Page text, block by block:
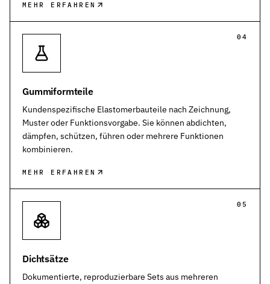
MEHR ERFAHREN
04
Gummiformteile
Kundenspezifische Elastomerbauteile nach Zeichnung,
Muster oder Funktionsvorgabe. Sie können abdichten,
dämpfen, schützen, führen oder mehrere Funktionen
kombinieren.
MEHR ERFAHREN
05
Dichtsätze
Dokumentierte, reproduzierbare Sets aus mehreren